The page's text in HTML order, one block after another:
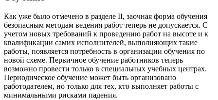
Как уже было отмечено в разделе II, заочная форма обучения
безопасным методам ведения работ теперь не допускается. С
учетом новых требований к проведению работ на высоте и к
квалификации самих исполнителей, выполняющих такие
работы, появляется потребность в организации обучения по
новой схеме. Первичное обучение работников теперь
возможно провести только в специальных учебных центрах.
Периодическое обучение может быть организовано
работодателем, но только для тех, кто выполняет работы с
минимальными рисками падения.